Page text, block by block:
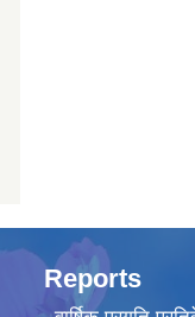
Reports